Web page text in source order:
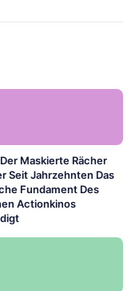
Maskierte Rächer
Seit Jahrzehnten Das
Fundament Des
Actionkinos